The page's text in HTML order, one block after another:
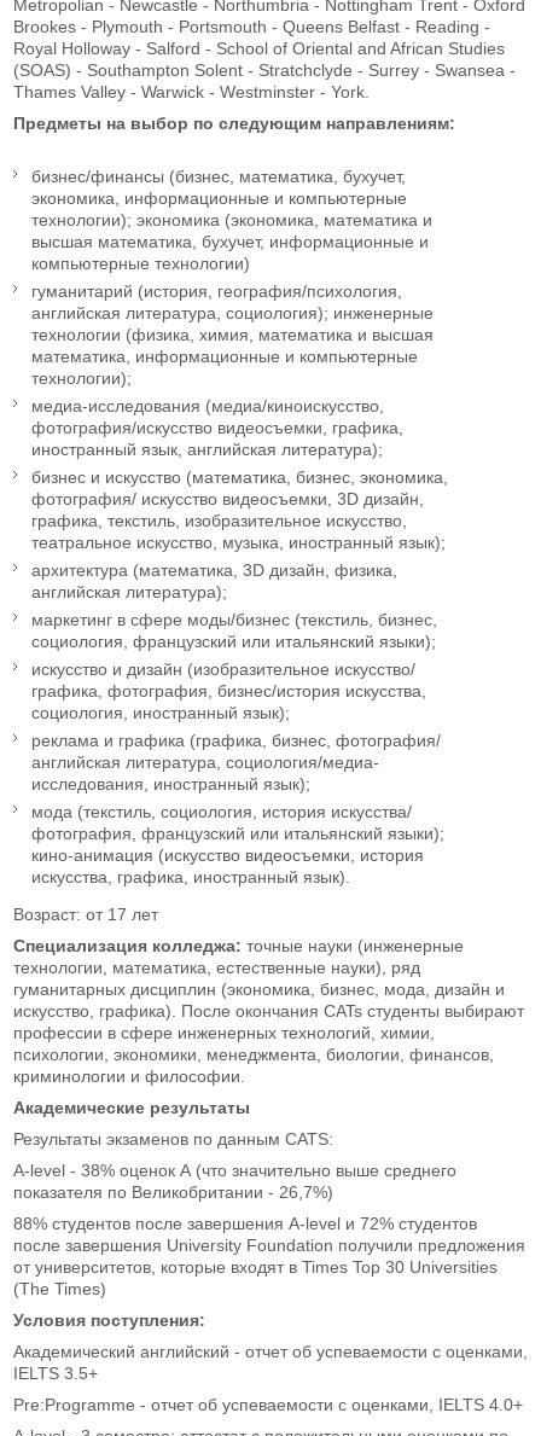
Metropolian - Newcastle - Northumbria - Nottingham Trent - Oxford
Brookes - Plymouth - Portsmouth - Queens Belfast - Reading -
Royal Holloway - Salford - School of Oriental and African Studies
(SOAS) - Southampton Solent - Stratchclyde - Surrey - Swansea -
Thames Valley - Warwick - Westminster - York.
Предметы на выбор по следующим направлениям:
бизнес/финансы (бизнес, математика, бухучет,
экономика, информационные и компьютерные
технологии); экономика (экономика, математика и
высшая математика, бухучет, информационные и
компьютерные технологии)
гуманитарий (история, география/психология,
английская литература, социология); инженерные
технологии (физика, химия, математика и высшая
математика, информационные и компьютерные
технологии);
медиа-исследования (медиа/киноискусство,
фотография/искусство видеосъемки, графика,
иностранный язык, английская литература);
бизнес и искусство (математика, бизнес, экономика,
фотография/ искусство видеосъемки, 3D дизайн,
графика, текстиль, изобразительное искусство,
театральное искусство, музыка, иностранный язык);
архитектура (математика, 3D дизайн, физика,
английская литература);
маркетинг в сфере моды/бизнес (текстиль, бизнес,
социология, французский или итальянский языки);
искусство и дизайн (изобразительное искусство/
графика, фотография, бизнес/история искусства,
социология, иностранный язык);
реклама и графика (графика, бизнес, фотография/
английская литература, социология/медиа-
исследования, иностранный язык);
мода (текстиль, социология, история искусства/
фотография, французский или итальянский языки);
кино-анимация (искусство видеосъемки, история
искусства, графика, иностранный язык).
Возраст: от 17 лет
Специализация колледжа: точные науки (инженерные
технологии, математика, естественные науки), ряд
гуманитарных дисциплин (экономика, бизнес, мода, дизайн и
искусство, графика). После окончания CATs студенты выбирают
профессии в сфере инженерных технологий, химии,
психологии, экономики, менеджмента, биологии, финансов,
криминологии и философии.
Академические результаты
Результаты экзаменов по данным CATS:
A-level - 38% оценок А (что значительно выше среднего
показателя по Великобритании - 26,7%)
88% студентов после завершения A-level и 72% студентов
после завершения University Foundation получили предложения
от университетов, которые входят в Times Top 30 Universities
(The Times)
Условия поступления:
Академический английский - отчет об успеваемости с оценками,
IELTS 3.5+
Pre:Programme - отчет об успеваемости с оценками, IELTS 4.0+